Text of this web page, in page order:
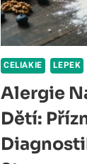
CELIAKIE LEPEK
Alergie
Dětí: